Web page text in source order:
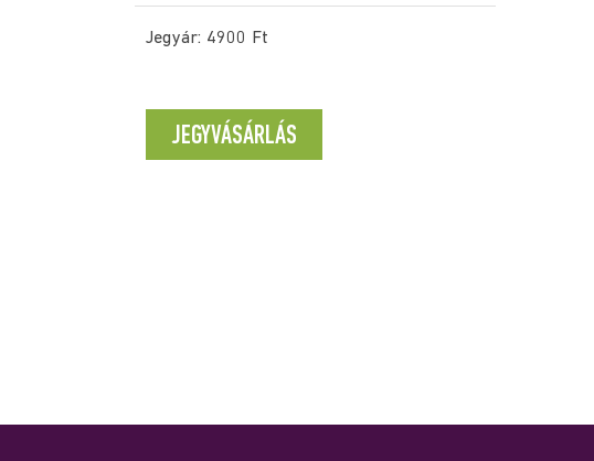
Jegyár: 4900 Ft
JEGYVÁSÁRLÁS